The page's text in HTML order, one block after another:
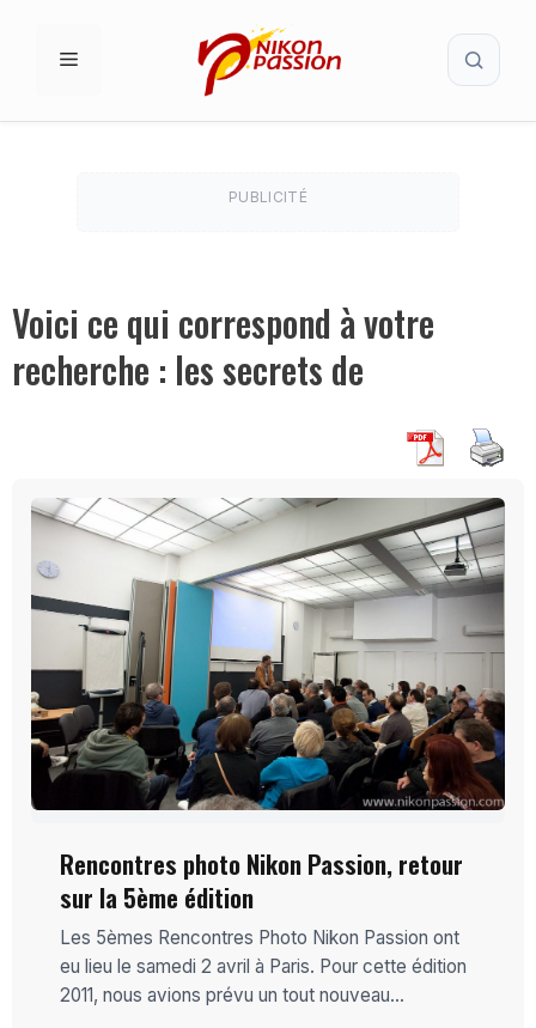
MENU
PUBLICITÉ
Voici ce qui correspond à votre
recherche : les secrets de
Rencontres photo Nikon Passion, retour
sur la 5ème édition
Les 5èmes Rencontres Photo Nikon Passion ont
eu lieu le samedi 2 avril à Paris. Pour cette édition
2011, nous avions prévu un tout nouveau...